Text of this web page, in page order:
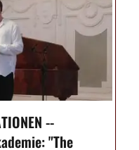
--
"The